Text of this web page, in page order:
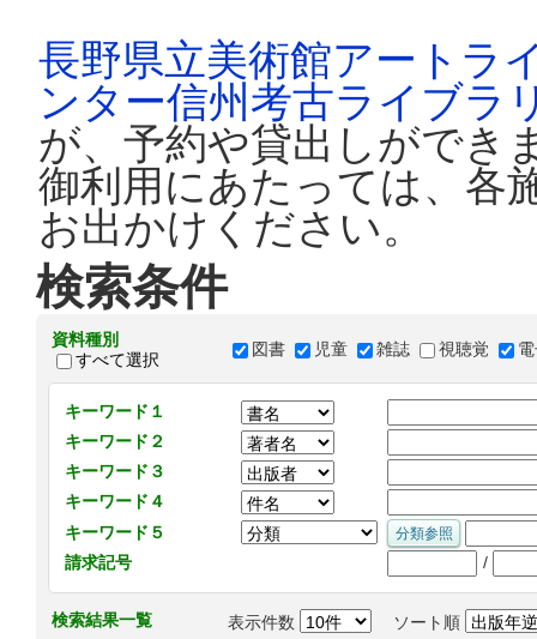
長野県立美術館アートラ
ンター信州考古ライブラ
が、予約や貸出しができ
御利用にあたっては、各
お出かけください。
検索条件
資料種別
すべて選択
図書 児童 雑誌 視聴覚
キーワード１
キーワード２
キーワード３
キーワード４
キーワード５
請求記号
/
検索結果一覧 表示件数 ソート順